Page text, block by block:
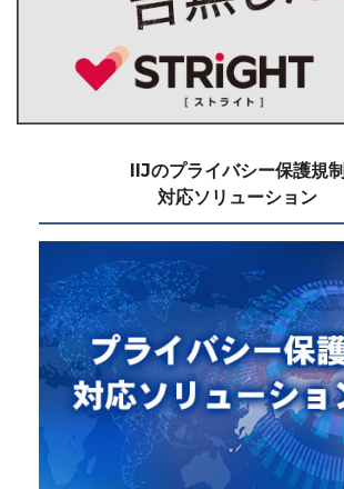
IIJのプライバシー保護規制
対応ソリューション